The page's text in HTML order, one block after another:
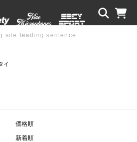
site leading sentence
イ
価格順
新着順